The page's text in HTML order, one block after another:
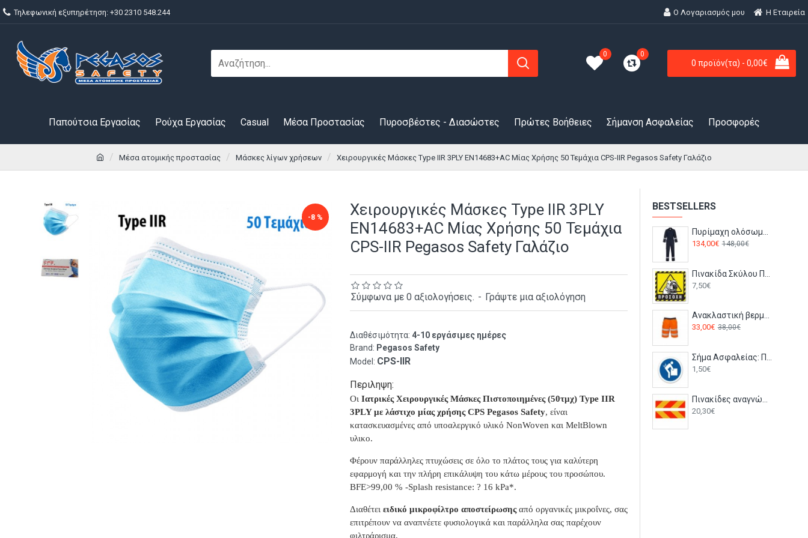
Τηλεφωνική εξυπηρέτηση: +30 2310 548.244 Ο Λογαριασμός μου H Εταιρεία
0 0
0 προϊόν(τα) - 0,00€
Παπούτσια Εργασίας Ρούχα Εργασίας Casual Μέσα Προστασίας Πυροσβέστες - Διασώστες Πρώτες Βοήθειες Σήμανση Ασφαλείας Προσφορές
Μέσα ατομικής προστασίας Μάσκες λίγων χρήσεων Χειρουργικές Μάσκες Type IIR 3PLY ΕΝ14683+AC Μίας Χρήσης 50 Τεμάχια CPS-IIR Pegasos Safety Γαλάζιο
-8 %
Χειρουργικές Μάσκες Type IIR 3PLY
ΕΝ14683+AC Μίας Χρήσης 50 Τεμάχια
CPS-IIR Pegasos Safety Γαλάζιο
Διαθέσιμότητα: 4-10 εργάσιμες ημέρες
Brand: Pegasos Safety
Model: CPS-IIR
Σύμφωνα με 0 αξιολογήσεις. - Γράψτε μια αξιολόγηση
Περιληψη:
Οι Ιατρικές Χειρουργικές Μάσκες Πιστοποιημένες (50τμχ) Type IΙR
3PLY με λάστιχο μίας χρήσης CPS Pegasos Safety, είναι
κατασκευασμένες από υποαλεργικό υλικό NonWoven και MeltBlown
υλικο.
Φέρουν παράλληλες πτυχώσεις σε όλο το πλάτος τους για καλύτερη
εφαρμογή και την πλήρη επικάλυψη του κάτω μέρους του προσώπου.
BFE>99,00 % -Splash resistance: ? 16 kPa*.
Διαθέτει ειδικό μικροφίλτρο αποστείρωσηςαπό οργανικές μικροΐνες, σας
επιτρέπουν να αναπνέετε φυσιολογικά και παράλληλα σας παρέχουν
φιλτράρισμα.
BESTSELLERS
134,00€ 148,00€
7,50€
Ανακλαστική βερμούδα εργασίας υψηλής διακριτότητας CRAFT Payper Πορτοκαλί
33,00€ 38,00€
1,50€
20,30€